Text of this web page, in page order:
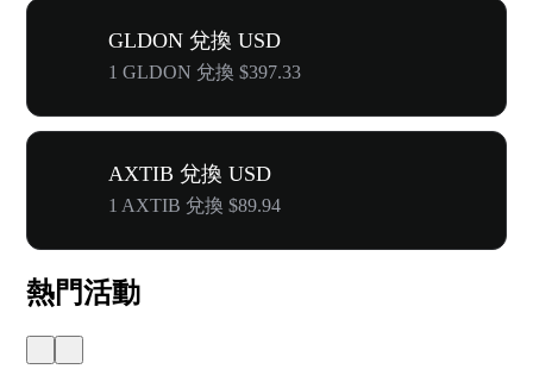
GLDON 兌換 USD
1 GLDON 兌換 $397.33
AXTIB 兌換 USD
1 AXTIB 兌換 $89.94
熱門活動